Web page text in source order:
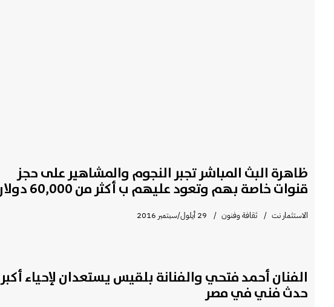
ظاهرة البث المباشر تجبر النجوم والمشاهير على حجز
قنوات خاصة بهم وتعود عليهم ب أكثر من 60,000 دولار
الاستثمار نت ثقافة وفنون 29 أيلول/سبتمبر 2016
الفنان أحمد فتحي والفنانة بلقيس يستعدان لإحياء أكبر
حدث فني في مصر